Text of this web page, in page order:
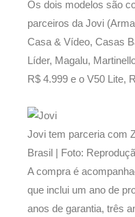
Os dois modelos são
parceiros da Jovi
Casa & Vídeo, Casas
Líder, Magalu,
R$ 4.999 e o V50 Lite,
Jovi tem parceria com
Brasil | Foto:
A compra é
que inclui um ano de
anos de garantia, três